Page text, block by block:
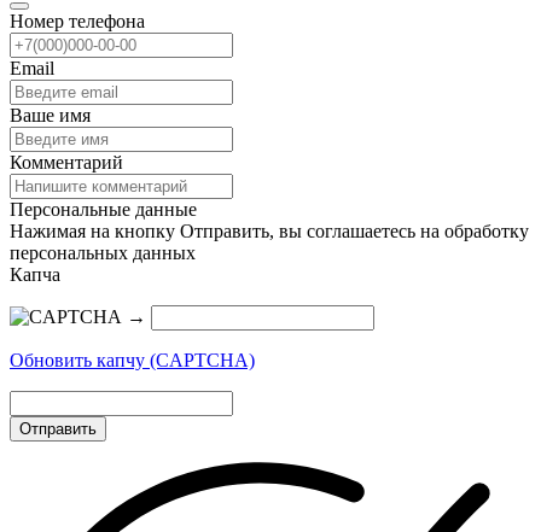
Номер телефона
Email
Ваше имя
Комментарий
Персональные данные
Нажимая на кнопку Отправить, вы соглашаетесь на обработку
персональных данных
Капча
→
Обновить капчу (CAPTCHA)
Отправить